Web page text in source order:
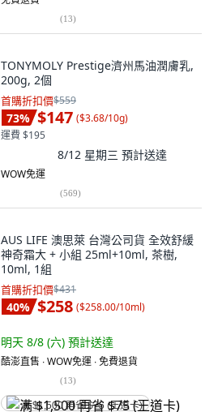
(13)
TONYMOLY Prestige濟州馬油潤膚乳,
200g, 2個
首購折扣價$559
73% $147 ($3.68/10g)
運費 $195
8/12 星期三 預計送達
WOW免運
(569)
AUS LIFE 澳思萊 台灣公司貨 全效舒緩
神奇霜大 + 小組 25ml+10ml, 茶樹,
10ml, 1組
首購折扣價$431
40% $258 ($258.00/10ml)
明天 8/8 (六) 預計送達
酷澎直售 ∙ WOW免運 ∙ 免費退貨
(13)
满 $1,500 再省 $75 (王道卡)